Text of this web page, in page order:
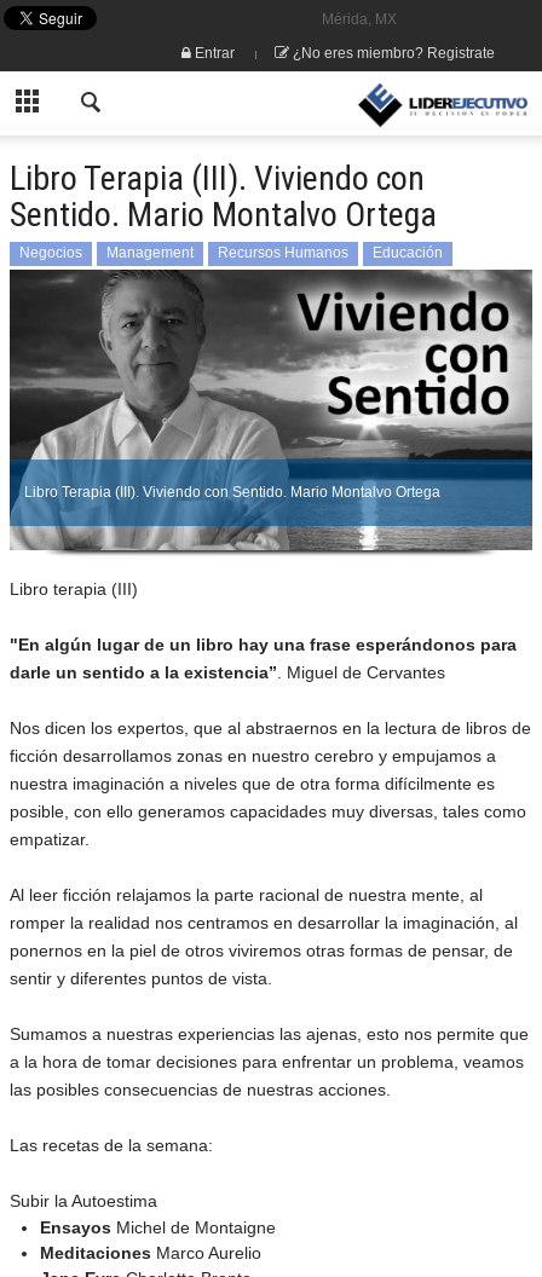
Mérida, MX
Entrar
¿No eres miembro? Registrate
Libro Terapia (III). Viviendo con
Sentido. Mario Montalvo Ortega
Negocios Management Recursos Humanos
Educación
Mario Montalvo Ortega
Libro Terapia (III). Viviendo con Sentido. Mario Montalvo Ortega
Libro terapia (III)
"En algún lugar de un libro hay una frase esperándonos para
darle un sentido a la existencia” . Miguel de Cervantes
Nos dicen los expertos, que al abstraernos en la lectura de libros de
ficción desarrollamos zonas en nuestro cerebro y empujamos a
nuestra imaginación a niveles que de otra forma difícilmente es
posible, con ello generamos capacidades muy diversas, tales como
empatizar.
Al leer ficción relajamos la parte racional de nuestra mente, al
romper la realidad nos centramos en desarrollar la imaginación, al
ponernos en la piel de otros viviremos otras formas de pensar, de
sentir y diferentes puntos de vista.
Sumamos a nuestras experiencias las ajenas, esto nos permite que
a la hora de tomar decisiones para enfrentar un problema, veamos
las posibles consecuencias de nuestras acciones.
Las recetas de la semana:
Subir la Autoestima
Ensayos Michel de Montaigne
Meditaciones Marco Aurelio